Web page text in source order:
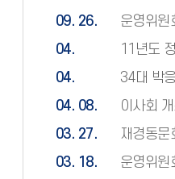
09. 26.
운영위원
04.
11년도
04.
34대 박
04. 08.
이사회 개
03. 27.
재경동문
03. 18.
운영위원